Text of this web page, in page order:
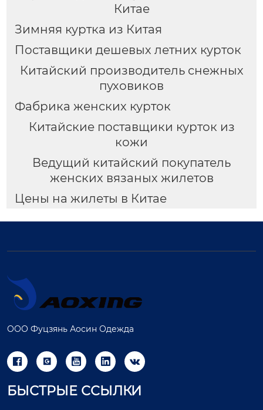
Китае
Зимняя куртка из Китая
Поставщики дешевых летних курток
Китайский производитель снежных
пуховиков
Фабрика женских курток
Китайские поставщики курток из
кожи
Ведущий китайский покупатель
женских вязаных жилетов
Цены на жилеты в Китае
ООО Фуцзянь Аосин Одежда
    
БЫСТРЫЕ ССЫЛКИ